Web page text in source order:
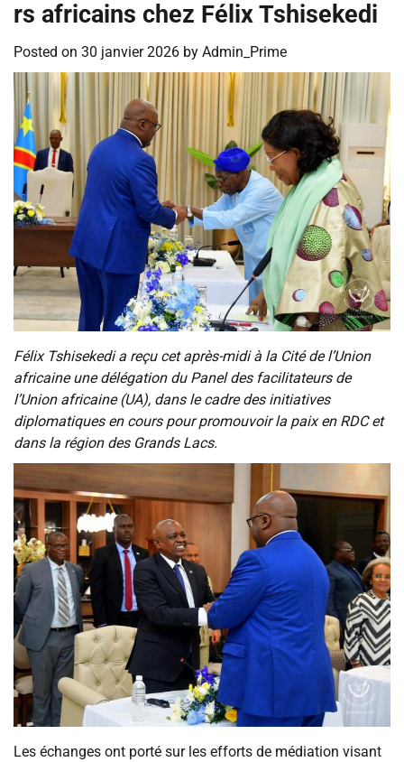
rs africains chez Félix Tshisekedi
Posted on 30 janvier 2026 by Admin_Prime
Félix Tshisekedi a reçu cet après-midi à la Cité de l’Union
africaine une délégation du Panel des facilitateurs de
l’Union africaine (UA), dans le cadre des initiatives
diplomatiques en cours pour promouvoir la paix en RDC et
dans la région des Grands Lacs.
Les échanges ont porté sur les efforts de médiation visant